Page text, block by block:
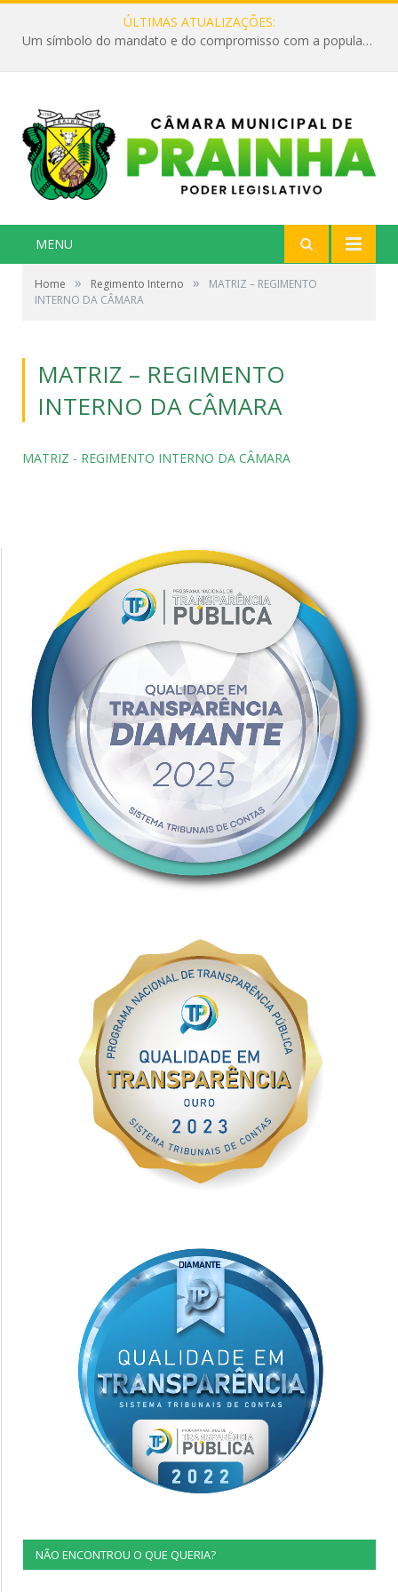
ÚLTIMAS ATUALIZAÇÕES:
Um símbolo do mandato e do compromisso com a população
MENU
Home » Regimento Interno »
MATRIZ – REGIMENTO
INTERNO DA CÂMARA
MATRIZ – REGIMENTO
INTERNO DA CÂMARA
MATRIZ - REGIMENTO INTERNO DA CÂMARA
NÃO ENCONTROU O QUE QUERIA?